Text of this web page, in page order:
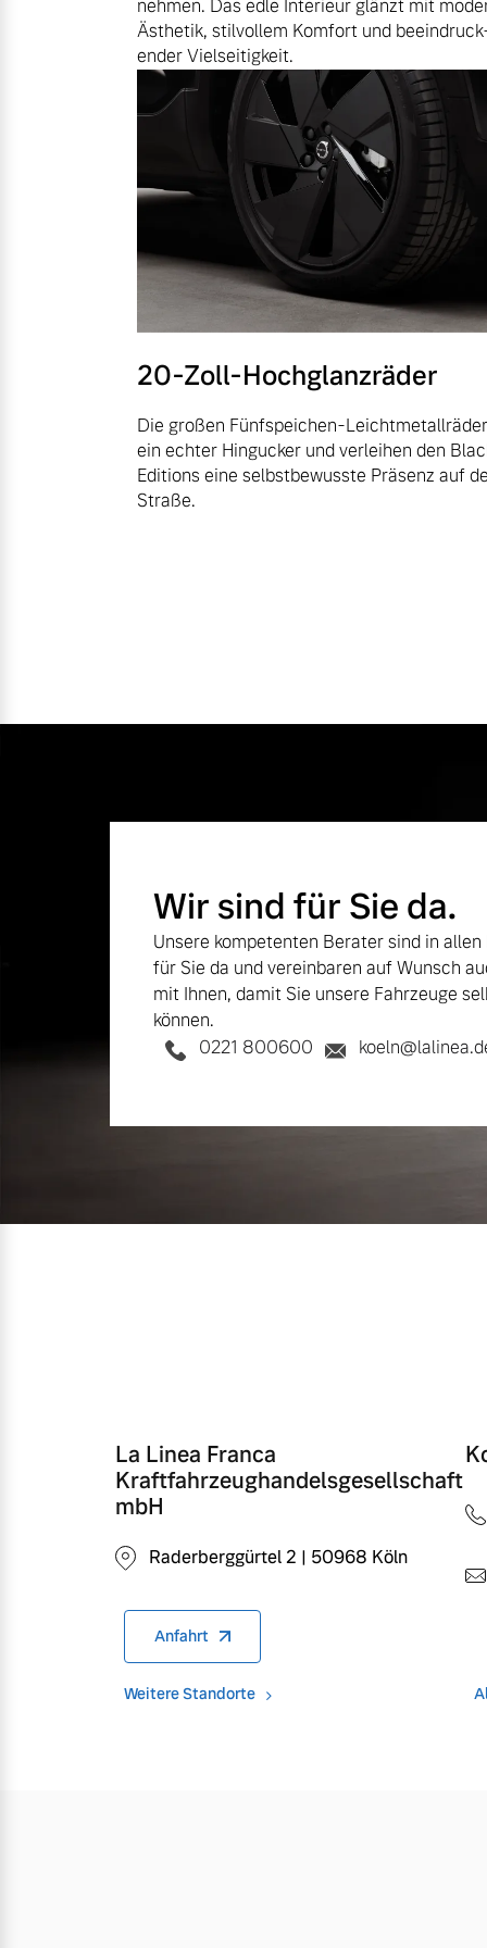
Mehr erfahren
Frühjahrscheck
Entdecken Sie unsere saisonalen
Mehr erfahren
Finanzierung & Leasing
Versicherung
nehmen. Das edle Interieur glänzt mit
Ästhetik, stilvollem Komfort und
ender Vielseitigkeit.
20-Zoll-Hochglanzräder
Die großen Fünfspeichen-
ein echter Hingucker und verleihen den
Editions eine selbstbewusste Präsenz auf
Straße.
Wir sind für Sie da.
Unsere kompetenten Berater sind in allen
für Sie da und vereinbaren auf Wunsch
mit Ihnen, damit Sie unsere Fahrzeuge
können.
0221 800600
La Linea Franca
Kraftfahrzeughandelsgesellschaft
mbH
Raderberggürtel 2 | 50968 Köln
Anfahrt
Weitere Standorte